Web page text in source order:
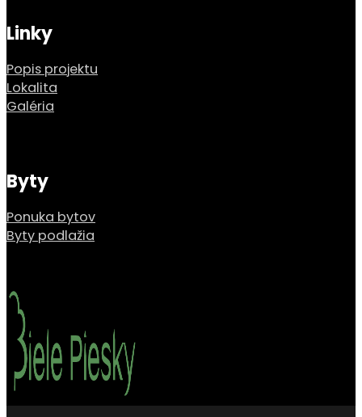
Linky
Popis projektu
Lokalita
Galéria
Byty
Ponuka bytov
Byty podlažia